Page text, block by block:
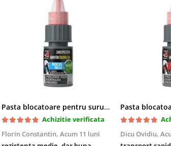
Pasta blocatoare pentru suruburi,rezistenta medie
Achizitie verificata
Florin Constantin, Acum 11 luni
Dicu Ovidiu,